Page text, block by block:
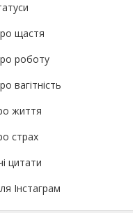
щастя
роботу
вагітність
життя
страх
цитати
Інстаграм